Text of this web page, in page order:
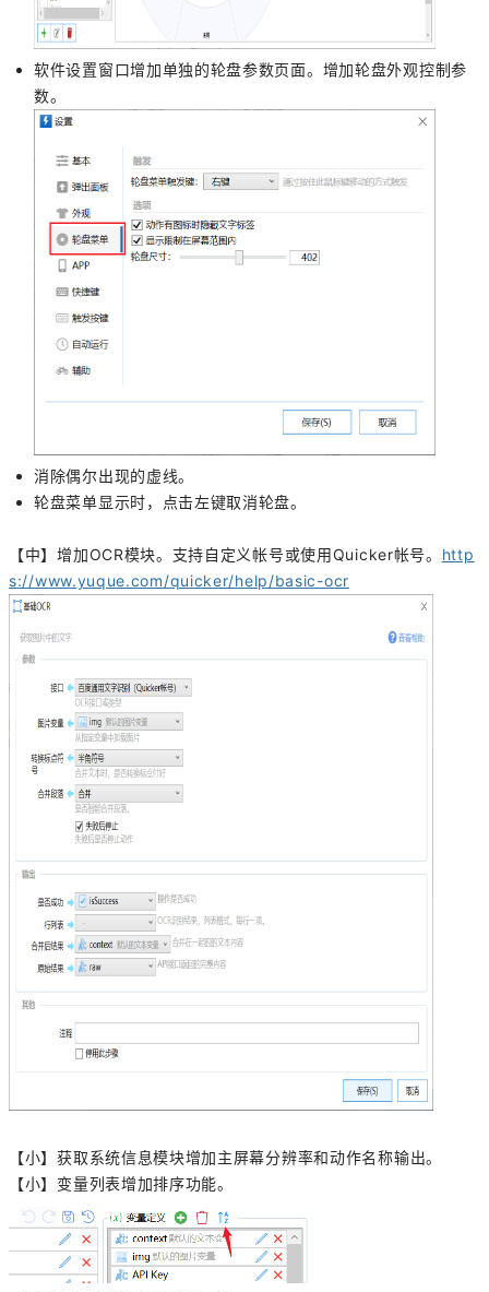
软件设置窗口增加单独的轮盘参数页面。增加轮盘外观控制参
数。
消除偶尔出现的虚线。
轮盘菜单显示时，点击左键取消轮盘。
【中】增加OCR模块。支持自定义帐号或使用Quicker帐号。 http
s://www.yuque.com/quicker/help/basic-ocr
【小】获取系统信息模块增加主屏幕分辨率和动作名称输出。
【小】变量列表增加排序功能。